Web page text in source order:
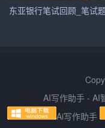
6. 自我评价
我性格开朗、积极向
习、工作中，我始终
东亚银行笔试回顾_笔试
AI写作助手 - AI
Ai写作助手